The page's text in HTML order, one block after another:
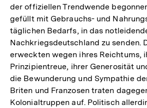
der offiziellen Trendwende
gefüllt mit Gebrauchs- und
täglichen Bedarfs, in das
Nachkriegsdeutschland zu senden.
erweckten wegen ihres Reichtums,
Prinzipientreue, ihrer Generosität
die Bewunderung und Sympathie
Briten und Franzosen traten
Kolonialtruppen auf. Politisch